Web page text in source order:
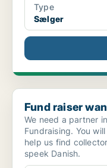
Type
Sælger
Fund raiser wanted
Fund raiser
We need a partner
Fundraising. You
help us find
speek Danish.